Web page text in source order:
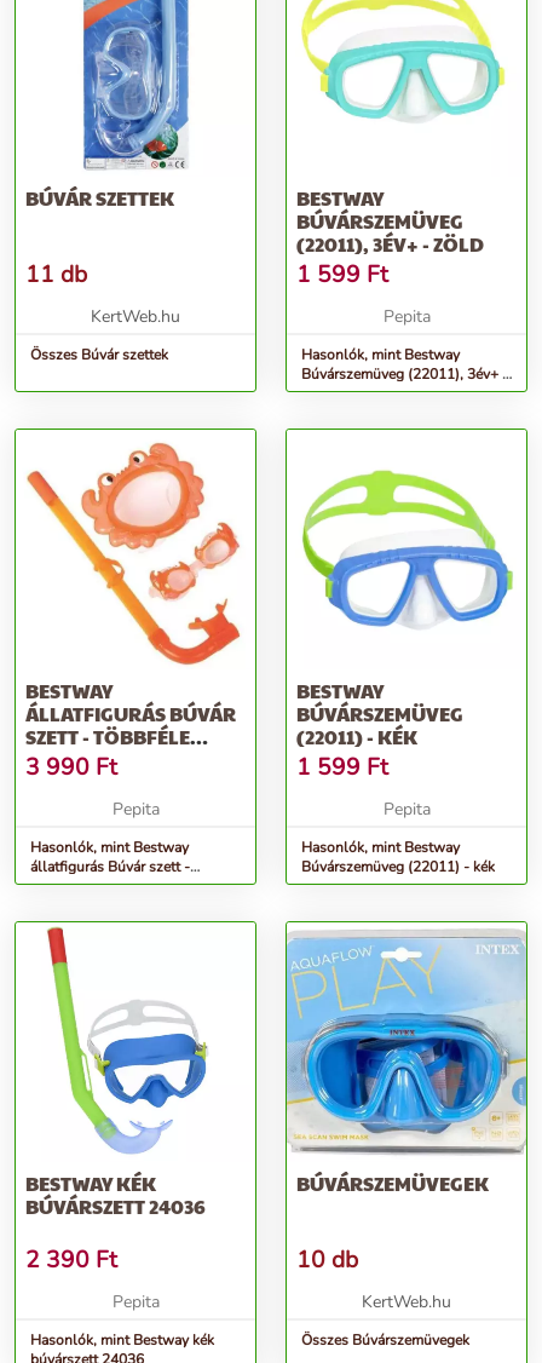
BÚVÁR SZETTEK
11 db
KertWeb.hu
Összes Búvár szettek
BESTWAY
BÚVÁRSZEMÜVEG
(22011), 3ÉV+ - ZÖLD
1 599 Ft
Pepita
Hasonlók, mint Bestway
Búvárszemüveg (22011), 3év+ -
zöld
BESTWAY
ÁLLATFIGURÁS BÚVÁR
SZETT - TÖBBFÉLE
SZÍNBEN
3 990 Ft
Pepita
Hasonlók, mint Bestway
állatfigurás Búvár szett -
Többféle színben
BESTWAY
BÚVÁRSZEMÜVEG
(22011) - KÉK
1 599 Ft
Pepita
Hasonlók, mint Bestway
Búvárszemüveg (22011) - kék
BESTWAY KÉK
BÚVÁRSZETT 24036
2 390 Ft
Pepita
Hasonlók, mint Bestway kék
BÚVÁRSZEMÜVEGEK
10 db
KertWeb.hu
Összes Búvárszemüvegek